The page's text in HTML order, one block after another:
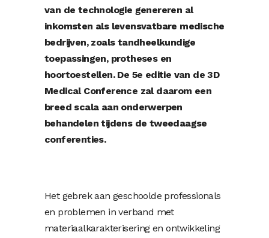
van de technologie genereren al
inkomsten als levensvatbare medische
bedrijven, zoals tandheelkundige
toepassingen, protheses en
hoortoestellen. De 5e editie van de 3D
Medical Conference zal daarom een
breed scala aan onderwerpen
behandelen tijdens de tweedaagse
conferenties.
Het gebrek aan geschoolde professionals
en problemen in verband met
materiaalkarakterisering en ontwikkeling